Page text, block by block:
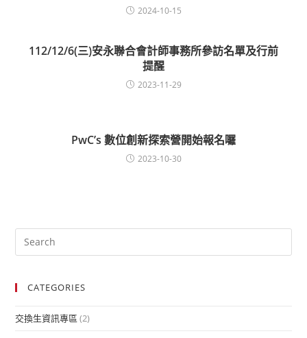
2024-10-15
112/12/6(三)安永聯合會計師事務所參訪名單及行前
提醒
2023-11-29
PwC’s 數位創新探索營開始報名囉
2023-10-30
CATEGORIES
交換生資訊專區 (2)